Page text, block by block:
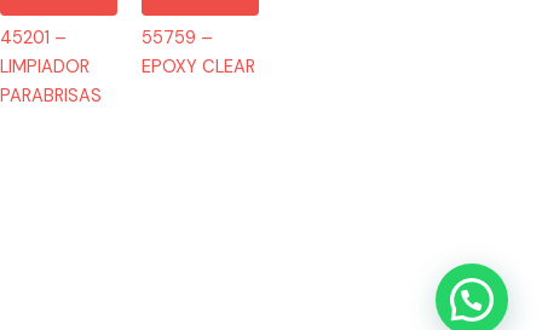
45201 –
LIMPIADOR
PARABRISAS
55759 –
EPOXY CLEAR